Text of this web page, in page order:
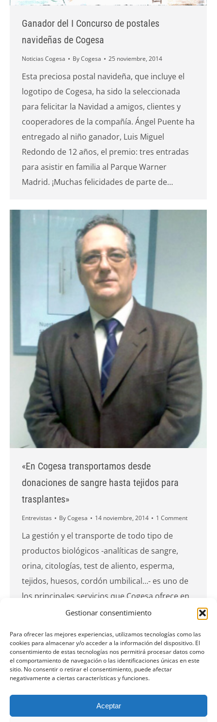
Gestionar consentimiento
Para ofrecer las mejores experiencias, utilizamos tecnologías como las
cookies para almacenar y/o acceder a la información del dispositivo. El
consentimiento de estas tecnologías nos permitirá procesar datos como
el comportamiento de navegación o las identificaciones únicas en este
sitio. No consentir o retirar el consentimiento, puede afectar
negativamente a ciertas características y funciones.
Aceptar
Ganador del I Concurso de postales
navideñas de Cogesa
Noticias Cogesa ByCogesa 25 noviembre, 2014
Esta preciosa postal navideña, que incluye el
logotipo de Cogesa, ha sido la seleccionada
para felicitar la Navidad a amigos, clientes y
cooperadores de la compañía. Ángel Puente ha
entregado al niño ganador, Luis Miguel
Redondo de 12 años, el premio: tres entradas
para asistir en familia al Parque Warner
Madrid. ¡Muchas felicidades de parte de…
«En Cogesa transportamos desde
donaciones de sangre hasta tejidos para
trasplantes»
Entrevistas ByCogesa 14 noviembre, 2014 1 Comment
La gestión y el transporte de todo tipo de
productos biológicos -analíticas de sangre,
orina, citologías, test de aliento, esperma,
tejidos, huesos, cordón umbilical…- es uno de
los principales servicios que Cogesa ofrece en
centros sanitarios, laboratorios y hospitales de
diferenciales de este proceso de logística
biosanitaria se encuentran el ahorro de costes,
la puntualidad, la…